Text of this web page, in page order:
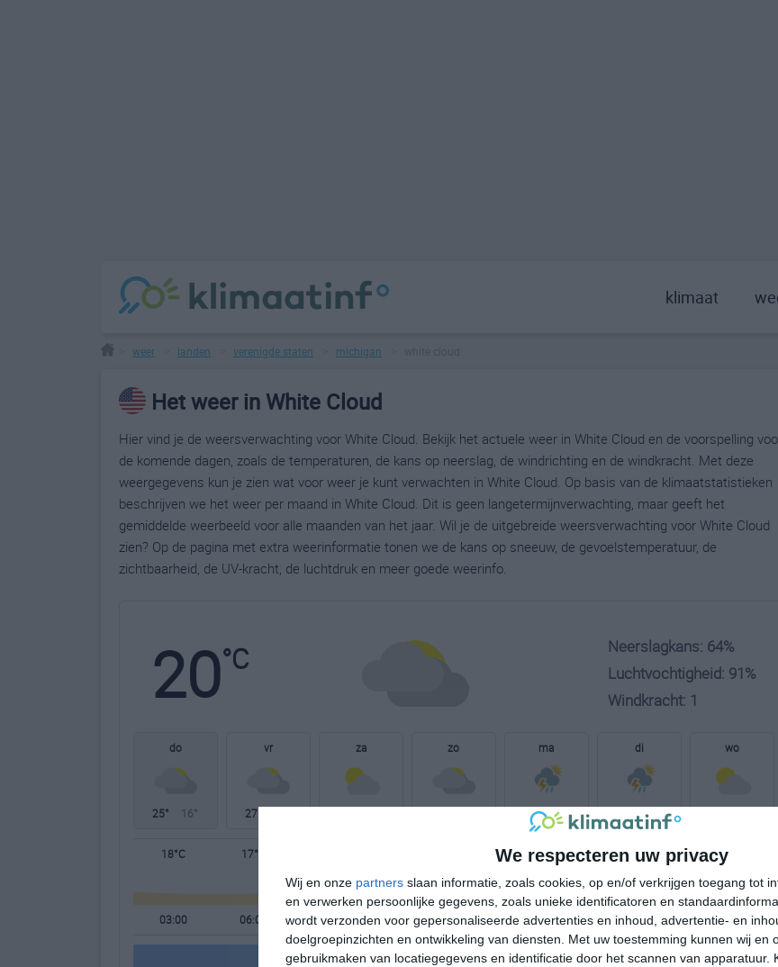
We respecteren uw privacy
Wij en onze partners slaan informatie, zoals cookies, op en/of verkrijgen toegang tot
en verwerken persoonlijke gegevens, zoals unieke identificatoren en
wordt verzonden voor gepersonaliseerde advertenties en inhoud, advertentie- en
doelgroepinzichten en ontwikkeling van diensten.
Met uw toestemming kunnen wij en
gebruikmaken van locatiegegevens en identificatie door het scannen van apparatuur.
klimaat
weer landen verenigde staten michigan
Het weer in White Cloud
Hier vind je de weersverwachting voor White Cloud. Bekijk het actuele weer in White Cloud en de voorspelling
de komende dagen, zoals de temperaturen, de kans op neerslag, de windrichting en de windkracht. Met deze
weergegevens kun je zien wat voor weer je kunt verwachten in White Cloud. Op basis van de klimaatstatistieken
beschrijven we het weer per maand in White Cloud. Dit is geen langetermijnverwachting, maar geeft het
gemiddelde weerbeeld voor alle maanden van het jaar. Wil je de uitgebreide weersverwachting voor White Cloud
zien? Op de pagina met extra weerinformatie tonen we de kans op sneeuw, de gevoelstemperatuur, de
zichtbaarheid, de UV-kracht, de luchtdruk en meer goede weerinfo.
20°C
Neerslagkans: 64%
Luchtvochtigheid: 91%
Windkracht: 1
do
25° 16°
vr
27°
za zo ma
25° 15°
di
14°
wo
18°C 17°C 24°C 25°C 22°C 18°C
03:00 06:00 09:00 12:00 15:00 18:00 21:00 00:00